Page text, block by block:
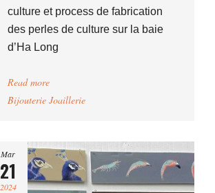
culture et process de fabrication
des perles de culture sur la baie
d’Ha Long
Read more
Bijouterie Joaillerie
Mar
21
2024